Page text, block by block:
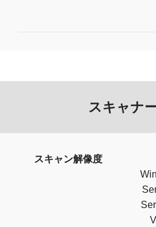
スキャナ
スキャン解像度